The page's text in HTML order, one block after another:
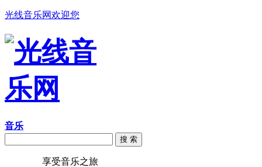
光线音乐网欢迎您
音乐
搜 索
享受音乐之旅